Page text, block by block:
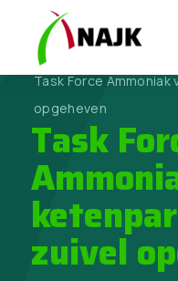
Home >
Task Force
opgeheven
Task
zuivel